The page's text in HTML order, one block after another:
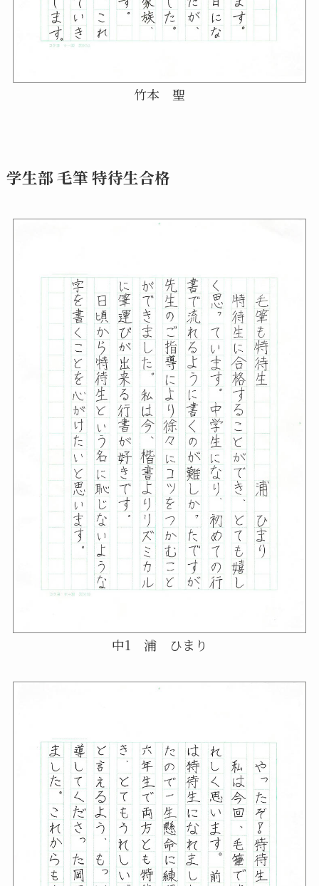
竹本 聖
学生部 毛筆 特待生合格
中1 浦 ひまり